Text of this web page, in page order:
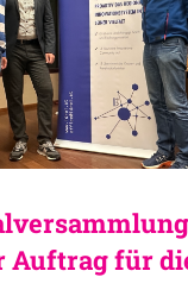
Auftrag für